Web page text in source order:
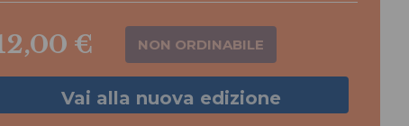
€ NON ORDINABILE
Vai alla nuova edizione